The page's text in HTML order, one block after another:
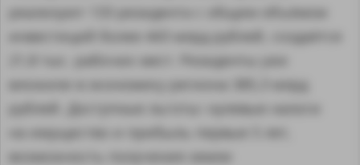
реализуют 133 резидента с общим объёмом
инвестиций более 443 млрд рублей, создаётся
21,8 тыс. рабочих мест. Резиденты уже
вложили в экономику региона 385,3 млрд
рублей. Доступные льготы: нулевые налоги
на имущество и прибыль первые 5 лет,
возможность получения земли